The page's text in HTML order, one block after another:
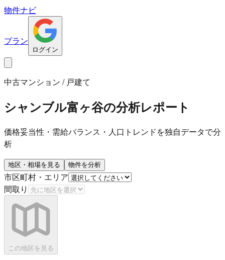
物件ナビ
プラン
ログイン
中古マンション / 戸建て
シャンブル富ヶ谷の分析レポート
価格妥当性・需給バランス・人口トレンドを独自データで分
析
地区・相場を見る 物件を分析
市区町村・エリア
間取り
この地区を見る